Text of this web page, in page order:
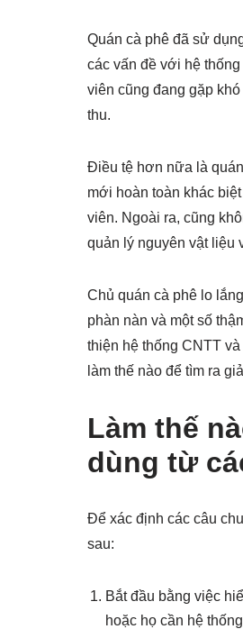
Quán cà phê đã sử
các vấn đề với hệ
viên cũng đang gặp
thu.
Điều tệ hơn nữa là
mới hoàn toàn khác
viên. Ngoài ra, cũng
quản lý nguyên vật liệu
Chủ quán cà phê lo
phàn nàn và một số
thiện hệ thống CNTT
làm thế nào để tìm ra
Làm thế
dùng từ
Để xác định các câu
sau:
Bắt đầu bằng việc
hoặc họ cần hệ